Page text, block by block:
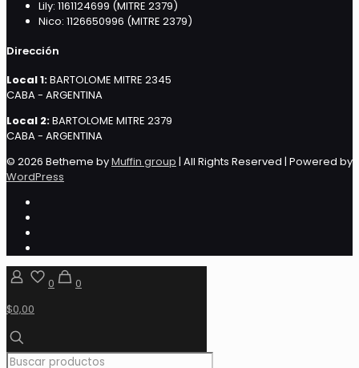
Lily: 1161124699 (MITRE 2379)
Nico: 1126650996 (MITRE 2379)
Dirección
Local 1:BARTOLOME MITRE 2345
CABA - ARGENTINA
Local 2:BARTOLOME MITRE 2379
CABA - ARGENTINA
© 2026 Betheme byMuffin group | All Rights Reserved | Powered by
WordPress
0
0
$0,00